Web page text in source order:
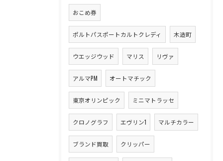
おこめ券
ポルトパスポートカルトクレディ 木造町
ウエッジウッド マリス リヴァ
アルマPM オートマチック
東京オリンピック ミニマトラッセ
クロノグラフ エヴリン1 マルチカラー
ブランド買取 クリッパー